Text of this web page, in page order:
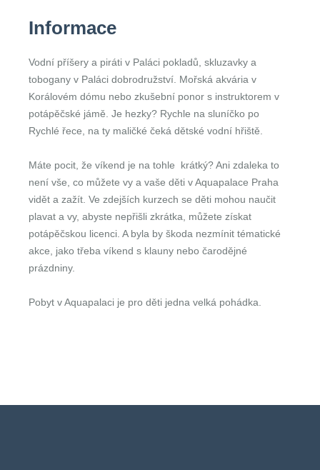
Informace
Vodní příšery a piráti v Paláci pokladů, skluzavky a
tobogany v Paláci dobrodružství. Mořská akvária v
Korálovém dómu nebo zkušební ponor s instruktorem v
potápěčské jámě. Je hezky? Rychle na sluníčko po
Rychlé řece, na ty maličké čeká dětské vodní hřiště.
Máte pocit, že víkend je na tohle krátký? Ani zdaleka to
není vše, co můžete vy a vaše děti v Aquapalace Praha
vidět a zažít. Ve zdejších kurzech se děti mohou naučit
plavat a vy, abyste nepřišli zkrátka, můžete získat
potápěčskou licenci. A byla by škoda nezmínit tématické
akce, jako třeba víkend s klauny nebo čarodějné
prázdniny.
Pobyt v Aquapalaci je pro děti jedna velká pohádka.